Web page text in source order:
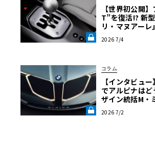
【世界初公開
T”を復活!? 新
リ・マヌアー
E VOLANT LAB
2026 7/4
コラム
【インタビュ
でアルピナは
ザイン統括M・
の真意《LE
2026 7/2